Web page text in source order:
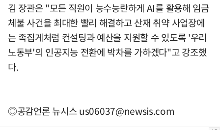
김 장관은 "모든 직원이 능수능란하게 AI를 활용해 임금
체불 사건을 최대한 빨리 해결하고 산재 취약 사업장에
는 족집게처럼 컨설팅과 예산을 지원할 수 있도록 '우리
노동부'의 인공지능 전환에 박차를 가하겠다"고 강조했
다.
◎공감언론 뉴시스us06037@newsis.com